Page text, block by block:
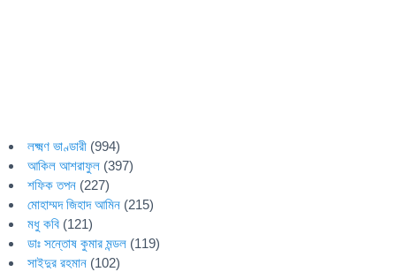
লক্ষ্মণ ভাণ্ডারী (994)
আকিল আশরাফুল (397)
শফিক তপন (227)
মোহাম্মদ জিহাদ আমিন (215)
মধু কবি (121)
ডাঃ সন্তোষ কুমার মন্ডল (119)
সাইদুর রহমান (102)